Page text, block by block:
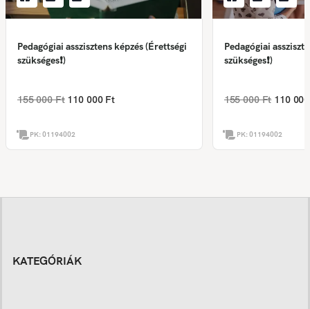
Pedagógiai asszisztens képzés (Érettségi
szükséges❗)
155 000 Ft 110 000 Ft
PK:01194002
Pedagógiai
szükséges❗)
155 000 Ft 110
PK:01194002
KATEGÓRIÁK